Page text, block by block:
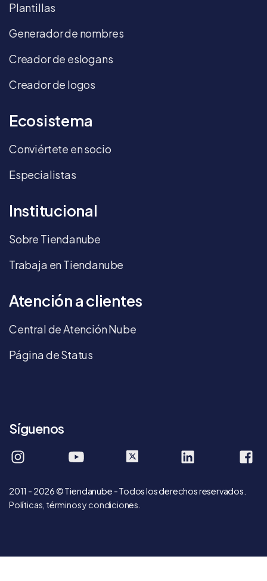
Plantillas
Generador de nombres
Creador de eslogans
Creador de logos
Ecosistema
Conviértete en socio
Especialistas
Institucional
Sobre Tiendanube
Trabaja en Tiendanube
Atención a clientes
Central de Atención Nube
Página de Status
Síguenos
tiendanube.mextiendanube company/
2011 - 2026 © Tiendanube - Todos los derechos reservados.
Políticas, términos y condiciones